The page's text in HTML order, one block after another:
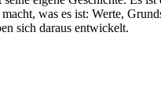
was es ist: Werte,
sich daraus entwickelt.